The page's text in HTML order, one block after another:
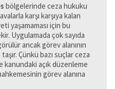
bölgelerinde ceza hukuku
karşı karşıya kalan
yaşamaması için bu
Uygulamada çok sayıda
ancak görev alanının
Çünkü bazı suçlar ceza
kanundaki açık düzenleme
görev alanına